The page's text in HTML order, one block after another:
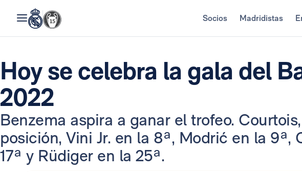
Socios Madridistas
Hoy se celebra la gala del
2022
Benzema aspira a ganar el trofeo.
posición, Vini Jr. en la 8ª, Modrić en la 9ª,
17ª y Rüdiger en la 25ª.